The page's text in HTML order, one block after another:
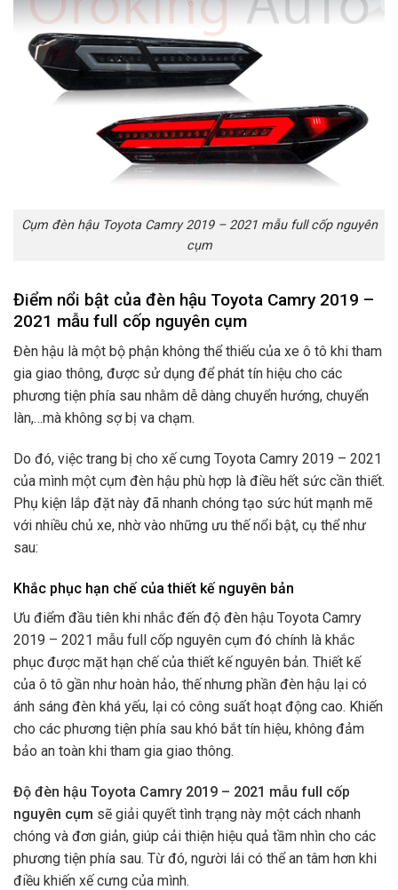
Cụm đèn hậu Toyota Camry 2019 – 2021 mẫu full cốp nguyên
cụm
Điểm nổi bật của đèn hậu Toyota Camry 2019 –
2021 mẫu full cốp nguyên cụm
Đèn hậu là một bộ phận không thể thiếu của xe ô tô khi tham
gia giao thông, được sử dụng để phát tín hiệu cho các
phương tiện phía sau nhằm dễ dàng chuyển hướng, chuyển
làn,…mà không sợ bị va chạm.
Do đó, việc trang bị cho xế cưng Toyota Camry 2019 – 2021
của mình một cụm đèn hậu phù hợp là điều hết sức cần thiết.
Phụ kiện lắp đặt này đã nhanh chóng tạo sức hút mạnh mẽ
với nhiều chủ xe, nhờ vào những ưu thế nổi bật, cụ thể như
sau:
Khắc phục hạn chế của thiết kế nguyên bản
Ưu điểm đầu tiên khi nhắc đến độ đèn hậu Toyota Camry
2019 – 2021 mẫu full cốp nguyên cụm đó chính là khắc
phục được mặt hạn chế của thiết kế nguyên bản. Thiết kế
của ô tô gần như hoàn hảo, thế nhưng phần đèn hậu lại có
ánh sáng đèn khá yếu, lại có công suất hoạt động cao. Khiến
cho các phương tiện phía sau khó bắt tín hiệu, không đảm
bảo an toàn khi tham gia giao thông.
Độ đèn hậu Toyota Camry 2019 – 2021 mẫu full cốp
nguyên cụm sẽ giải quyết tình trạng này một cách nhanh
chóng và đơn giản, giúp cải thiện hiệu quả tầm nhìn cho các
phương tiện phía sau. Từ đó, người lái có thể an tâm hơn khi
điều khiến xế cưng của mình.